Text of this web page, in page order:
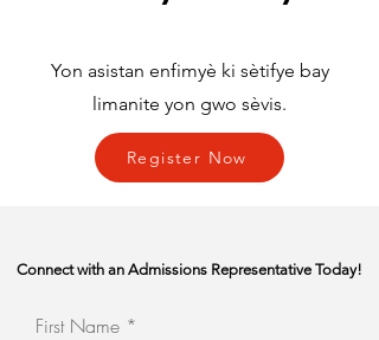
Yon asistan enfimyè ki sètifye bay
limanite yon gwo sèvis.
Register Now
Connect with an Admissions Representative Today!
First Name